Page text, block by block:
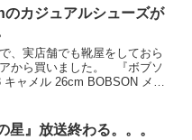
抜くというのはよくないそう
端な早起きもよくな...
カジュアルシューズが
、実店舗でも靴屋をしておら
から買いました。 『ボブソ
キャメル 26cm BOBSON メン
、ちょっと光沢が違うのです
星』放送終わる。。。